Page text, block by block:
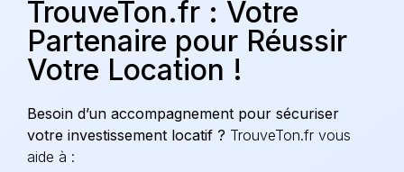
TrouveTon.fr : Votre
Partenaire pour Réussir
Votre Location !
Besoin d’un accompagnement pour sécuriser
votre investissement locatif ? TrouveTon.fr vous
aide à :